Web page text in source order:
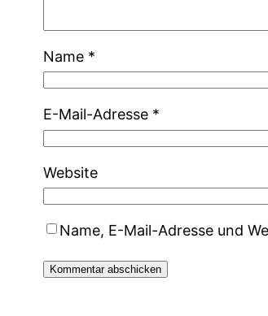
Name *
E-Mail-Adresse *
Website
Name, E-Mail-Adresse und